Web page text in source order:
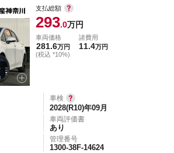
支払総額
293.0万円
車両価格
281.6万円
(税込 *10%)
諸費用
11.4万円
車検
2028(R10)年09月
車両評価書
あり
管理番号
1300-38F-14624